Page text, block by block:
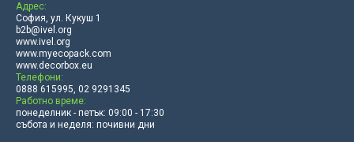
Адрес:
София, ул. Кукуш 1
b2b@ivel.org
www.ivel.org
www.myecopack.com
www.decorbox.eu
Телефони:
0888 615995, 02 9291345
Работно време:
понеделник - петък: 09:00 - 17:30
събота и неделя: почивни дни